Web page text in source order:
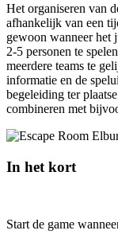
Het organiseren van
afhankelijk van een
gewoon wanneer het
2-5 personen te
meerdere teams te
informatie en de
begeleiding ter
combineren met
In het kort
Start de game